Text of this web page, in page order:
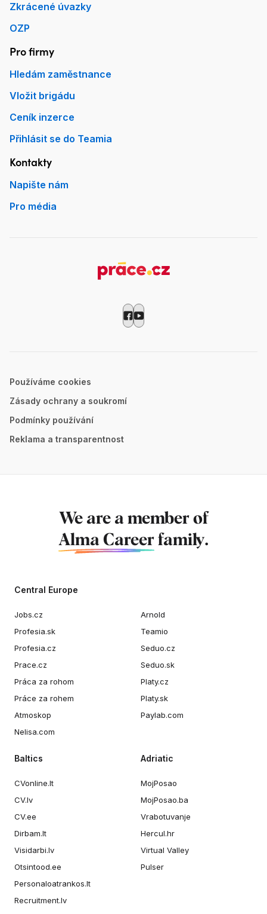
Zkrácené úvazky
OZP
Pro firmy
Hledám zaměstnance
Vložit brigádu
Ceník inzerce
Přihlásit se do Teamia
Kontakty
Napište nám
Pro média
Používáme cookies
Zásady ochrany a soukromí
Podmínky používání
Reklama a transparentnost
We are a member of
Alma Career family.
Central Europe
Jobs.cz
Profesia.sk
Profesia.cz
Prace.cz
Práca za rohom
Práce za rohem
Atmoskop
Nelisa.com
Arnold
Teamio
Seduo.cz
Seduo.sk
Platy.cz
Platy.sk
Paylab.com
Baltics
CVonline.lt
CV.lv
CV.ee
Dirbam.lt
Visidarbi.lv
Otsintood.ee
Personaloatrankos.lt
Recruitment.lv
Adriatic
MojPosao
MojPosao.ba
Vrabotuvanje
Hercul.hr
Virtual Valley
Pulser